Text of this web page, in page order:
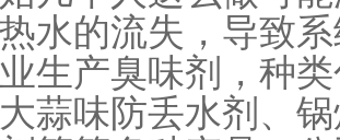
水的流失，导致
生产臭味剂，种
蒜味防丢水剂、